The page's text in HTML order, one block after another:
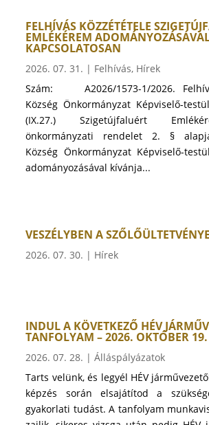
FELHÍVÁS KÖZZÉTÉTELE
EMLÉKÉREM
KAPCSOLATOSAN
2026. 07. 31. | Felhívás, Hírek
Szám: A2026/1573-1/2026.
Község Önkormányzat Képviselő-
(IX.27.) Szigetújfaluért
önkormányzati rendelet 2. §
Község Önkormányzat Képviselő-
adományozásával kívánja...
VESZÉLYBEN A
2026. 07. 30. | Hírek
INDUL A KÖVETKEZŐ HÉV
TANFOLYAM – 2026. OKTÓBER 19.
2026. 07. 28. |Álláspályázatok
Tarts velünk, és legyél HÉV
képzés során elsajátítod a
gyakorlati tudást. A tanfolyam